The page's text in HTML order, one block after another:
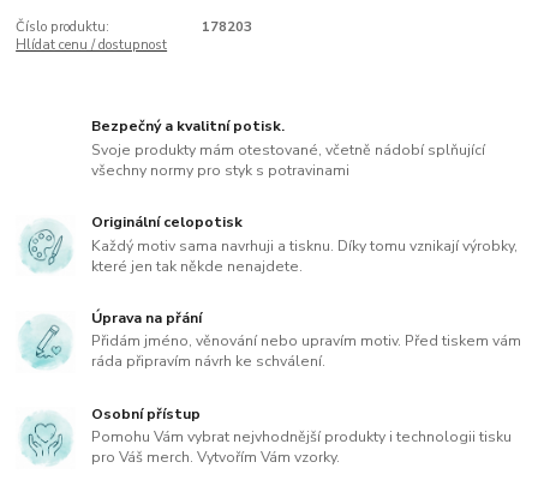
Číslo produktu:
178203
Hlídat cenu / dostupnost
Bezpečný a kvalitní potisk.
Svoje produkty mám otestované, včetně nádobí splňující
všechny normy pro styk s potravinami
Originální celopotisk
Každý motiv sama navrhuji a tisknu. Díky tomu vznikají výrobky,
které jen tak někde nenajdete.
Úprava na přání
Přidám jméno, věnování nebo upravím motiv. Před tiskem vám
ráda připravím návrh ke schválení.
Osobní přístup
Pomohu Vám vybrat nejvhodnější produkty i technologii tisku
pro Váš merch. Vytvořím Vám vzorky.